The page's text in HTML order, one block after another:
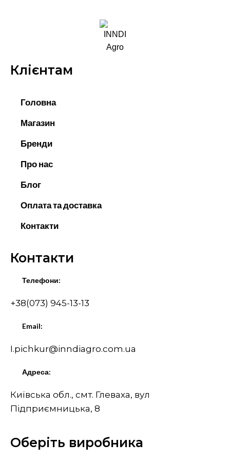
Клієнтам
Головна
Магазин
Бренди
Про нас
Блог
Оплата та доставка
Контакти
Контакти
Телефони:
+38(073) 945-13-13
Email:
I.pichkur@inndiagro.com.ua
Адреса:
Київська обл., смт. Глеваха, вул
Підприємницька, 8
Оберіть виробника